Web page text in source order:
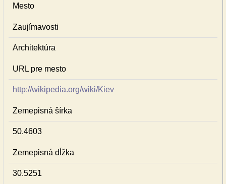
Mesto
Zaujímavosti
Architektúra
URL pre mesto
http://wikipedia.org/wiki/Kiev
Zemepisná šírka
50.4603
Zemepisná dĺžka
30.5251